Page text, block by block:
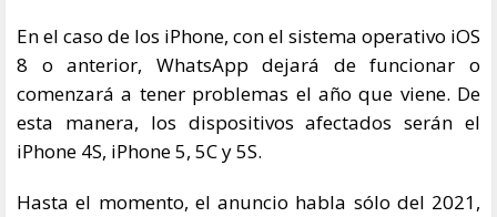
En el caso de los iPhone, con el sistema operativo iOS
8 o anterior, WhatsApp dejará de funcionar o
comenzará a tener problemas el año que viene. De
esta manera, los dispositivos afectados serán el
iPhone 4S, iPhone 5, 5C y 5S.
Hasta el momento, el anuncio habla sólo del 2021,